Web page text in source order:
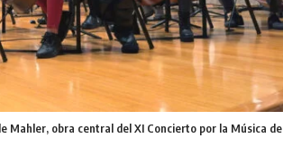
Mahler, obra central del XI Concierto por la Música de